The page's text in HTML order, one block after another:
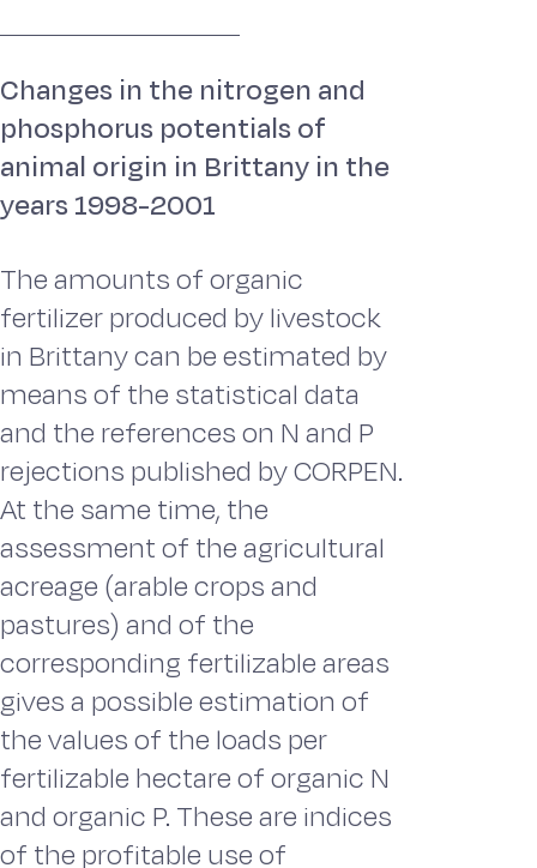
Changes in the nitrogen and
phosphorus potentials of
animal origin in Brittany in the
years 1998-2001
The amounts of organic
fertilizer produced by livestock
in Brittany can be estimated by
means of the statistical data
and the references on N and P
rejections published by CORPEN.
At the same time, the
assessment of the agricultural
acreage (arable crops and
pastures) and of the
corresponding fertilizable areas
gives a possible estimation of
the values of the loads per
fertilizable hectare of organic N
and organic P. These are indices
of the profitable use of